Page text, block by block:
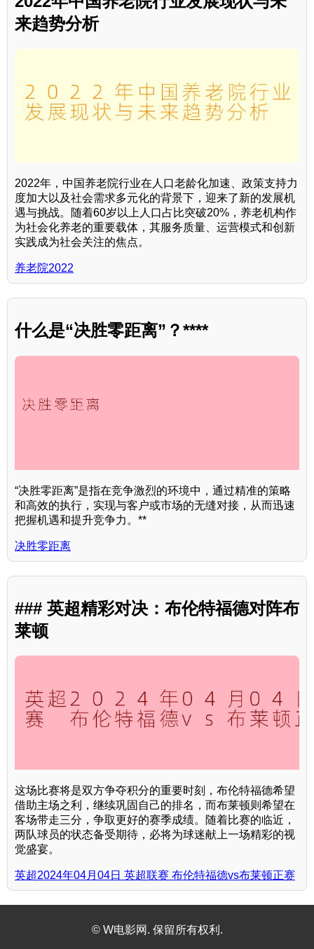
来趋势分析
2022年，中国养老院行业在人口老龄化加速、政策支持力
度加大以及社会需求多元化的背景下，迎来了新的发展机
遇与挑战。随着60岁以上人口占比突破20%，养老机构作
为社会化养老的重要载体，其服务质量、运营模式和创新
实践成为社会关注的焦点。
养老院2022
什么是“决胜零距离”？****
“决胜零距离”是指在竞争激烈的环境中，通过精准的策略
和高效的执行，实现与客户或市场的无缝对接，从而迅速
把握机遇和提升竞争力。**
决胜零距离
### 英超精彩对决：布伦特福德对阵布
莱顿
这场比赛将是双方争夺积分的重要时刻，布伦特福德希望
借助主场之利，继续巩固自己的排名，而布莱顿则希望在
客场带走三分，争取更好的赛季成绩。随着比赛的临近，
两队球员的状态备受期待，必将为球迷献上一场精彩的视
觉盛宴。
英超2024年04月04日 英超联赛 布伦特福德vs布莱顿正赛
© W电影网. 保留所有权利.